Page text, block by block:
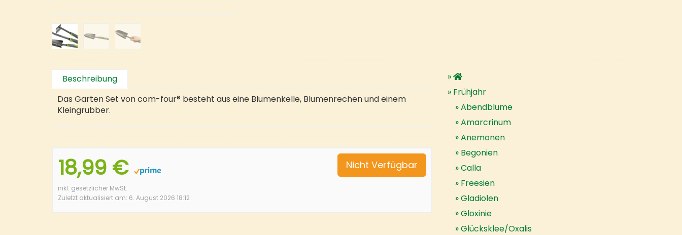
Beschreibung
Das Garten Set von com-four® besteht aus eine Blumenkelle, Blumenrechen und einem
Kleingrubber.
18,99 €
inkl. gesetzlicher MwSt.
Zuletzt aktualisiert am: 6. August 2026 18:12
Nicht Verfügbar
Frühjahr
Abendblume
Amarcrinum
Anemonen
Begonien
Calla
Freesien
Gladiolen
Gloxinie
Glücksklee/Oxalis